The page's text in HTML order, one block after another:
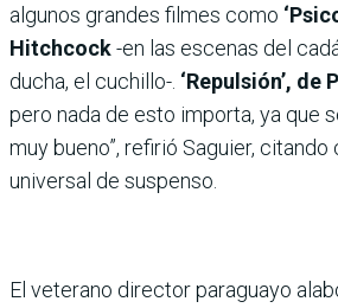
algunos grandes filmes como
Hitchcock-en las escenas del
ducha, el cuchillo-. ‘Repulsión’, de
pero nada de esto importa, ya que
muy bueno”, refirió Saguier,
universal de suspenso.
El veterano director paraguayo